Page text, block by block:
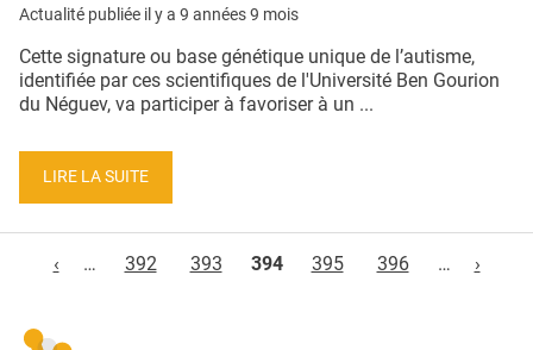
Actualité publiée il y a 9 années 9 mois
Cette signature ou base génétique unique de l’autisme,
identifiée par ces scientifiques de l'Université Ben Gourion
du Néguev, va participer à favoriser à un ...
LIRE LA SUITE
‹
… 392 393 394 395 396 … ›